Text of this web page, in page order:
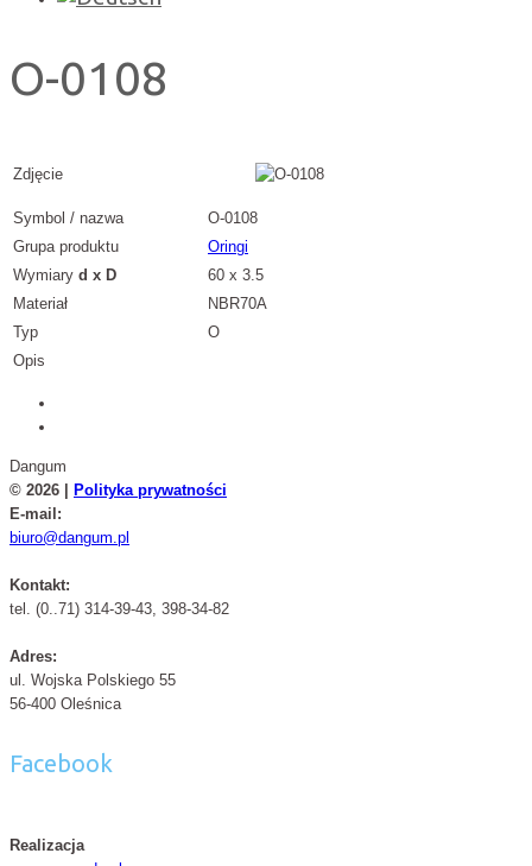
O-0108
Zdjęcie
Symbol / nazwa
O-0108
Grupa produktu
Oringi
Wymiary d x D
60 x 3.5
Materiał
NBR70A
Typ
O
Opis
Dangum
© 2026 |
Polityka prywatności
E-mail:
biuro@dangum.pl
Kontakt:
tel. (0..71) 314-39-43, 398-34-82
Adres:
ul. Wojska Polskiego 55
56-400 Oleśnica
Facebook
Realizacja